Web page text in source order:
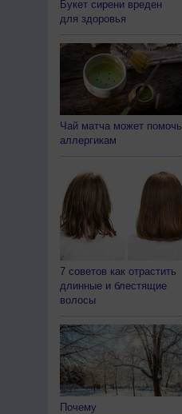
Букет сирени вреден
для здоровья
Чай матча может помочь
аллергикам
7 советов как отрастить
длинные и блестящие
волосы
Почему